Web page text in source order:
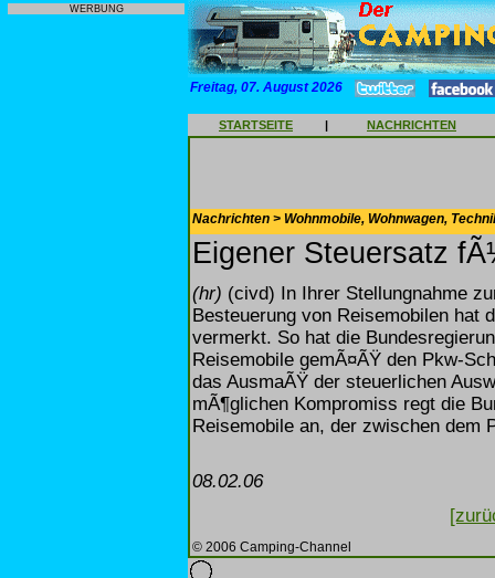
WERBUNG
Freitag, 07. August 2026
STARTSEITE | NACHRICHTEN
Nachrichten > Wohnmobile, Wohnwagen,
Eigener Steuersatz
(hr) (civd) In Ihrer Stellungnahme
Besteuerung von Reisemobilen hat
vermerkt. So hat die
Reisemobile gemÃ¤ÃŸ den Pkw-
das AusmaÃŸ der steuerlichen
mÃ¶glichen Kompromiss regt die
Reisemobile an, der zwischen dem
08.02.06
© 2006 Camping-Channel